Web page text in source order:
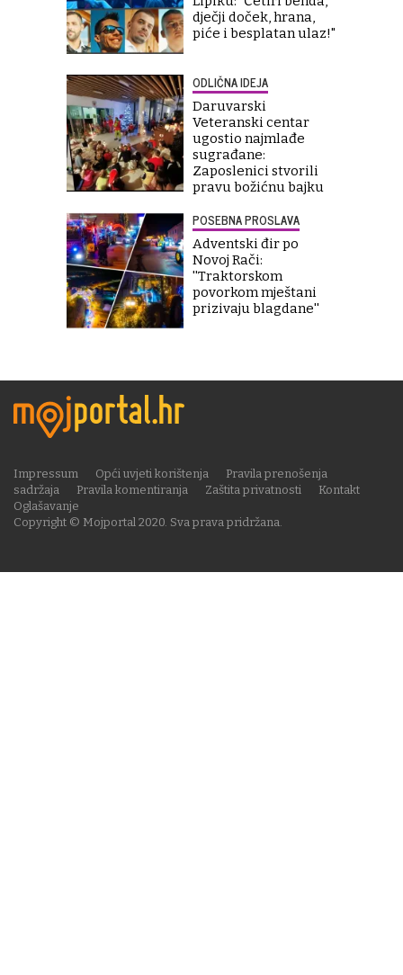
dječji doček, hrana,
piće i besplatan ulaz!"
ODLIČNA IDEJA
Daruvarski
Veteranski centar
ugostio najmlađe
sugrađane:
Zaposlenici stvorili
pravu božićnu bajku
POSEBNA PROSLAVA
Adventski đir po
Novoj Rači:
''Traktorskom
povorkom mještani
prizivaju blagdane''
Copyright © Mojportal 2020. Sva prava pridržana.
Impressum Opći uvjeti korištenja
Pravila prenošenja
sadržaja
Pravila komentiranja Zaštita privatnosti
Kontakt
Oglašavanje